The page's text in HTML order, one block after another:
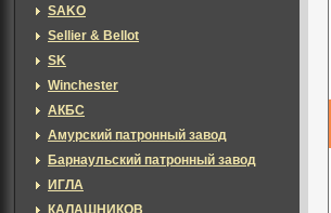
SAKO
Sellier & Bellot
SK
Winchester
АКБС
Амурский патронный завод
Барнаульский патронный завод
ИГЛА
КАЛАШНИКОВ